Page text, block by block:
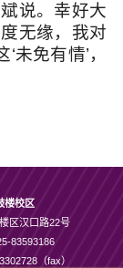
说。幸好大
无缘，我对
未免有情’，
楼校区
区汉口路22号
83593186
（fax）